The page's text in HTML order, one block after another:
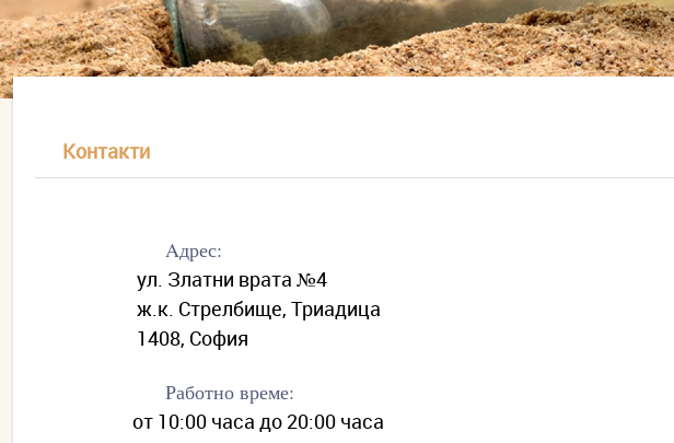
Контакти
Aдрес:
ул. Златни врата №4
ж.к. Стрелбище, Триадица
1408, София
Работно време:
от 10:00 часа до 20:00 часа